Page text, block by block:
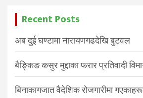
Recent Posts
अब दुई घण्टामा नारायणगढदेखि बुटवल
बैङ्किङ कसुर मुद्दाका फरार प्रतिवादी
बिनाकागजात वैदेशिक रोजगारीमा